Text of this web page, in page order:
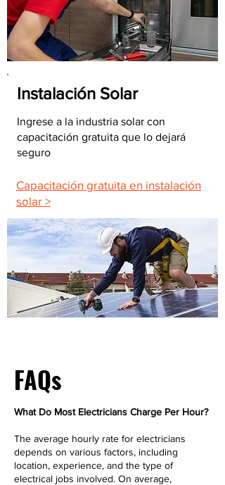
Instalación Solar
Ingrese a la industria solar con
capacitación gratuita que lo dejará
seguro
Capacitación gratuita en instalación
solar >
FAQs
What Do Most Electricians Charge Per Hour?
The average hourly rate for electricians
depends on various factors, including
location, experience, and the type of
electrical jobs involved. On average,